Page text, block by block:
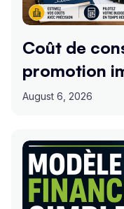
Coût de
promotion
August 6, 2026